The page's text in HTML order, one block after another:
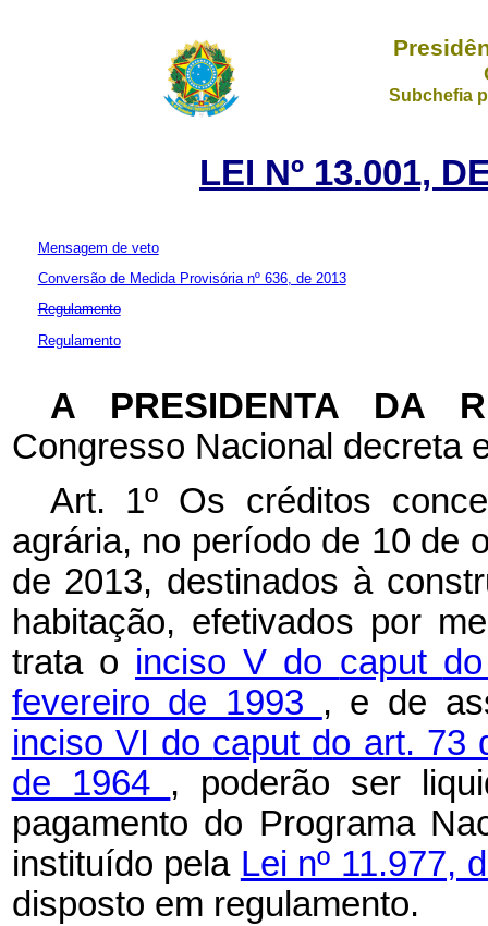
Subchefia
LEI Nº 13.001,
Mensagem de veto
Conversão de Medida Provisória nº 636, de 2013
Regulamento
Regulamento
A PRESIDENTA DA
Congresso Nacional decreta
Art. 1º Os créditos
agrária, no período de 10 de
de 2013, destinados à
habitação, efetivados por
trata o inciso V do caput
fevereiro de 1993 , e de
inciso VI do caput do art. 73
de 1964 , poderão ser
pagamento do Programa
instituído pela Lei nº 11.977,
disposto em regulamento.